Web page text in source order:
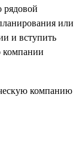
рядовой
или
и вступить
компании